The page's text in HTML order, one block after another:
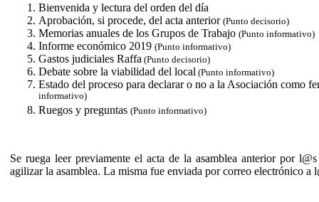
Bienvenida y lectura del orden del día
Aprobación, si procede, del acta anterior (Punto decisorio)
Memorias anuales de los Grupos de Trabajo (Punto informativo)
Informe económico 2019 (Punto informativo)
Gastos judiciales Raffa (Punto decisorio)
Debate sobre la viabilidad del local (Punto informativo)
Estado del proceso para declarar o no a la Asociación como
informativo)
Ruegos y preguntas (Punto informativo)
Se ruega leer previamente el acta de la asamblea anterior por
agilizar la asamblea. La misma fue enviada por correo electrónico a